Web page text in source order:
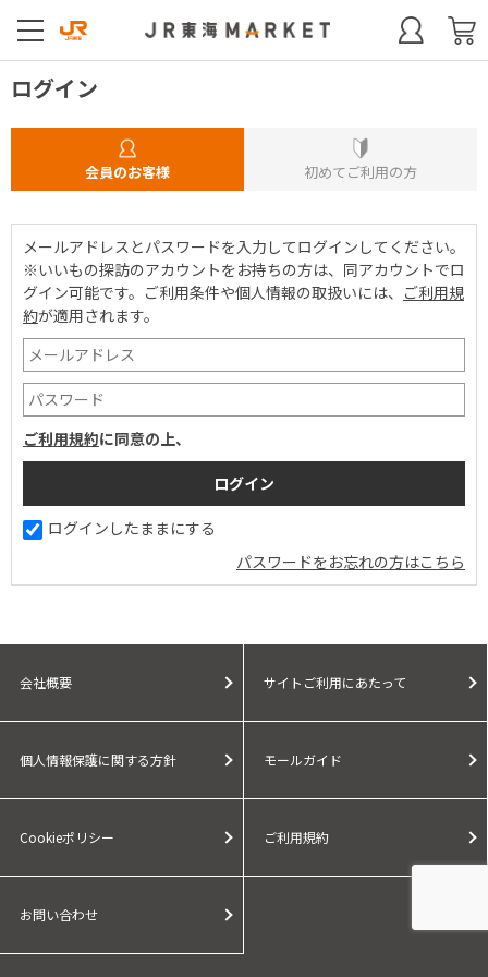
ログイン
会員のお客様 初めてご利用の方
メールアドレスとパスワードを入力してログインしてください。
※いいもの探訪のアカウントをお持ちの方は、同アカウントでロ
グイン可能です。 ご利用条件や個人情報の取扱いには、 ご利用規
約が適用されます。
ご利用規約に同意の上、
ログインしたままにする
パスワードをお忘れの方はこちら
会社概要 サイトご利用にあたって
個人情報保護に関する方針 モールガイド
Cookieポリシー ご利用規約
お問い合わせ